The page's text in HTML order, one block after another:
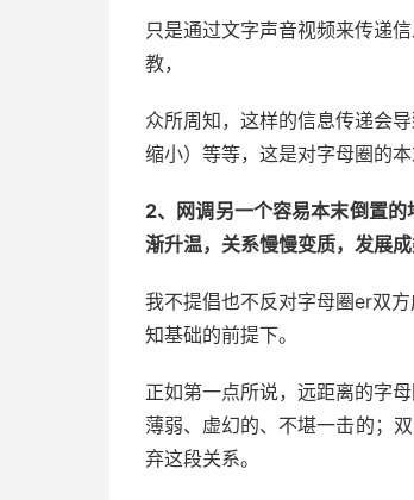
只是通过文字声音视频来传递
教，
众所周知，这样的信息传递会导
缩小）等等，这是对字母圈的本
2、网调另一个容易本末倒置
渐升温，关系慢慢变质，发展
我不提倡也不反对字母圈er双
知基础的前提下。
正如第一点所说，远距离的字
薄弱、虚幻的、不堪一击的；
弃这段关系。